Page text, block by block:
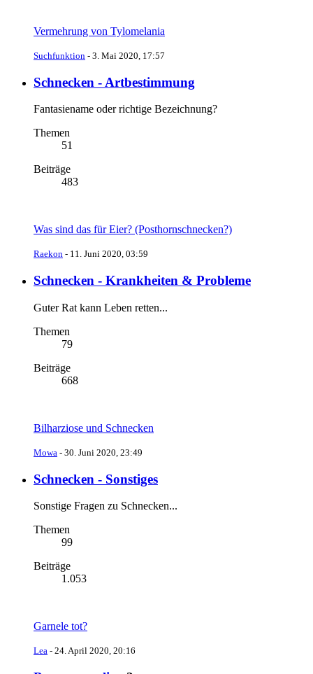
Vermehrung von Tylomelania
Suchfunktion - 3. Mai 2020, 17:57
Schnecken - Artbestimmung
Fantasiename oder richtige Bezeichnung?
Themen
51
Beiträge
483
Was sind das für Eier? (Posthornschnecken?)
Raekon - 11. Juni 2020, 03:59
Schnecken - Krankheiten & Probleme
Guter Rat kann Leben retten...
Themen
79
Beiträge
668
Bilharziose und Schnecken
Mowa - 30. Juni 2020, 23:49
Schnecken - Sonstiges
Sonstige Fragen zu Schnecken...
Themen
99
Beiträge
1.053
Garnele tot?
Lea - 24. April 2020, 20:16